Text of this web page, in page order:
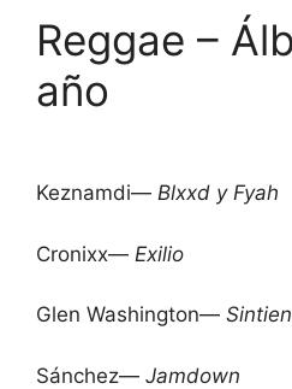
Reggae –
año
Keznamdi— Blxxd y Fyah
Cronixx— Exilio
Glen Washington—
Sánchez— Jamdown